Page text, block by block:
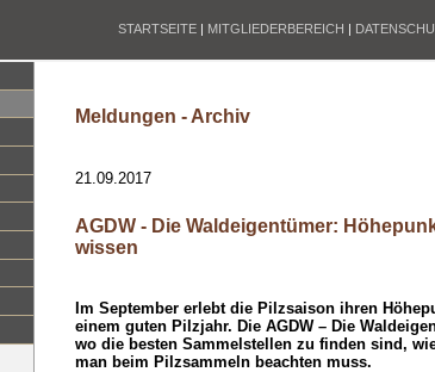
STARTSEITE | MITGLIEDERBEREICH |
Meldungen - Archiv
21.09.2017
AGDW - Die Waldeigentümer:
wissen
Im September erlebt die Pilzsaison ihren
einem guten Pilzjahr. Die AGDW – Die
wo die besten Sammelstellen zu finden sind,
man beim Pilzsammeln beachten muss.